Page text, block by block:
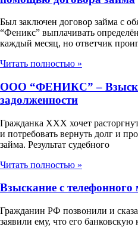
Был заключен договор займа с
“Феникс” выплачивать
каждый месяц, но ответчик
Читать полностью »
ООО “ФЕНИКС” –
задолженности
Гражданка ХХХ хочет
и потребовать вернуть долг и
займа. Результат судебного
Читать полностью »
Взыскание с
Гражданин РФ позвонили и
заявили ему, что его